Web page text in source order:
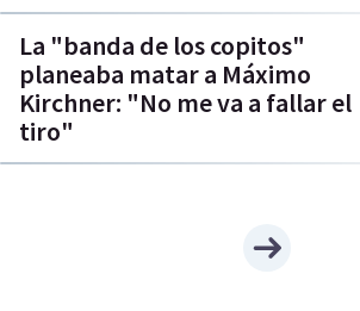
La "banda de los copitos"
planeaba matar a Máximo
Kirchner: "No me va a fallar el
tiro"